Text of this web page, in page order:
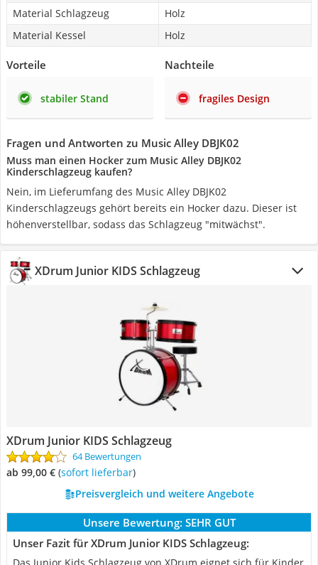
Material Schlagzeug
Holz
Material Kessel
Holz
Vorteile
stabiler Stand
Nachteile
fragiles Design
Fragen und Antworten zu Music Alley DBJK02
Muss man einen Hocker zum Music Alley DBJK02
Kinderschlagzeug kaufen?
Nein, im Lieferumfang des Music Alley DBJK02
Kinderschlagzeugs gehört bereits ein Hocker dazu. Dieser ist
höhenverstellbar, sodass das Schlagzeug "mitwächst".
XDrum Junior KIDS Schlagzeug
XDrum Junior KIDS Schlagzeug
64 Bewertungen
ab 99,00 € ( Sofort lieferbar)
Preisvergleich und weitere Angebote
Unsere Bewertung: SEHR GUT
Unser Fazit für XDrum Junior KIDS Schlagzeug: